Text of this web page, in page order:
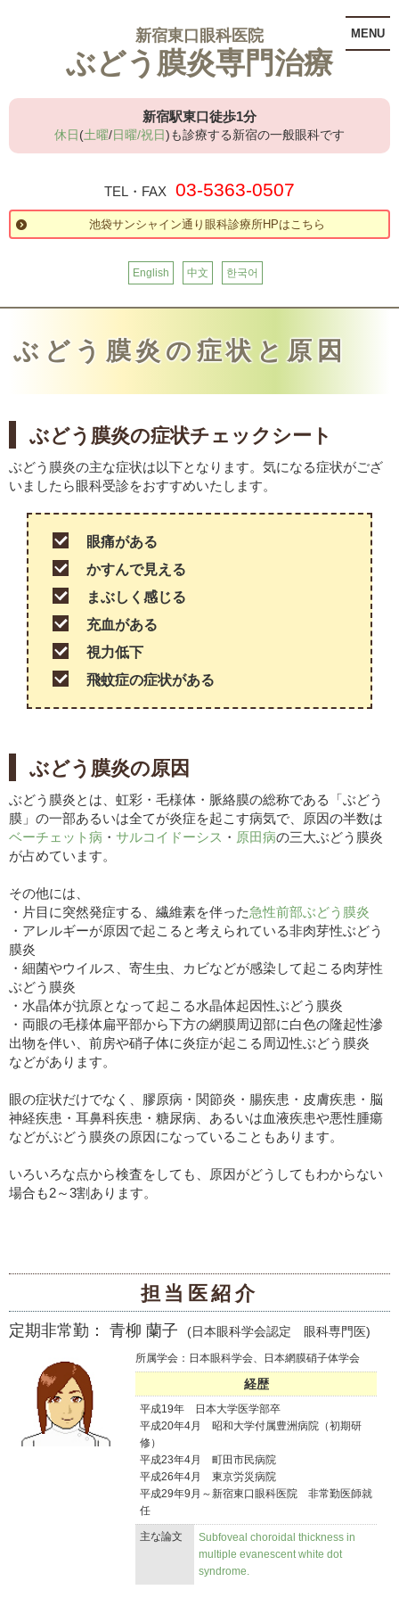
新宿東口眼科医院
ぶどう膜炎専門治療
新宿駅東口徒歩1分
休日 (土曜/ 日曜/祝日 )も診療する新宿の一般眼科です
TEL・FAX 03-5363-0507
池袋サンシャイン通り眼科診療所HPはこちら
English 中文 한국어
MENU
ぶどう膜炎の症状と原因
ぶどう膜炎の症状チェックシート
ぶどう膜炎の主な症状は以下となります。気になる症状がござ
いましたら眼科受診をおすすめいたします。
眼痛がある
かすんで見える
まぶしく感じる
充血がある
視力低下
飛蚊症の症状がある
ぶどう膜炎の原因
ぶどう膜炎とは、虹彩・毛様体・脈絡膜の総称である「ぶどう
膜」の一部あるいは全てが炎症を起こす病気で、原因の半数は
ベーチェット病 ・ サルコイドーシス ・ 原田病の三大ぶどう膜炎
が占めています。
その他には、
・片目に突然発症する、繊維素を伴った急性前部ぶどう膜炎
・アレルギーが原因で起こると考えられている非肉芽性ぶどう
膜炎
・細菌やウイルス、寄生虫、カビなどが感染して起こる肉芽性
ぶどう膜炎
・水晶体が抗原となって起こる水晶体起因性ぶどう膜炎
・両眼の毛様体扁平部から下方の網膜周辺部に白色の隆起性滲
出物を伴い、前房や硝子体に炎症が起こる周辺性ぶどう膜炎
などがあります。
眼の症状だけでなく、膠原病・関節炎・腸疾患・皮膚疾患・脳
神経疾患・耳鼻科疾患・糖尿病、あるいは血液疾患や悪性腫瘍
などがぶどう膜炎の原因になっていることもあります。
いろいろな点から検査をしても、原因がどうしてもわからない
場合も2～3割あります。
担当医紹介
定期非常勤： 青柳 蘭子 (日本眼科学会認定 眼科専門医)
所属学会：日本眼科学会、日本網膜硝子体学会
経歴
平成19年 日本大学医学部卒
平成20年4月 昭和大学付属豊洲病院（初期研
修）
平成23年4月 町田市民病院
平成26年4月 東京労災病院
平成29年9月～新宿東口眼科医院 非常勤医師就
任
主な論文
Subfoveal choroidal thickness in
multiple evanescent white dot
syndrome.